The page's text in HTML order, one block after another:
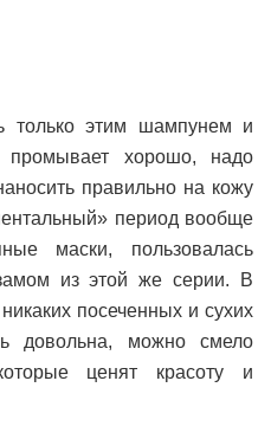
только этим шампунем и
хорошо, надо
правильно на кожу
период вообще
маски, пользовалась
из этой же серии. В
посеченных и сухих
довольна, можно смело
ценят красоту и